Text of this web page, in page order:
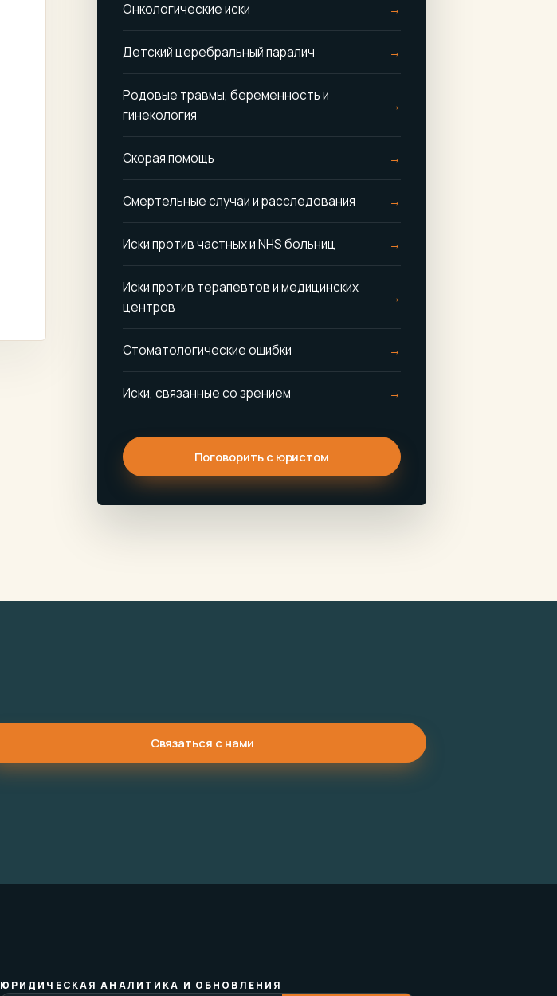
Онкологические иски
Детский церебральный паралич
Родовые травмы, беременность и
гинекология
Скорая помощь
Смертельные случаи и расследования
Иски против частных и NHS больниц
Иски против терапевтов и медицинских
центров
Стоматологические ошибки
Иски, связанные со зрением
Поговорить с юристом
Связаться с нами
ЮРИДИЧЕСКАЯ АНАЛИТИКА И ОБНОВЛЕНИЯ